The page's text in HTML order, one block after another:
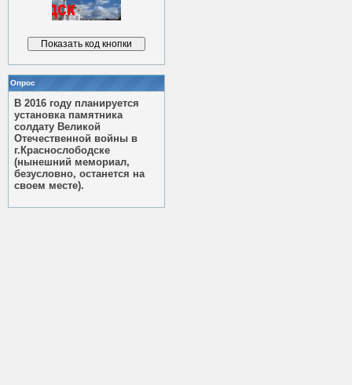
Опрос
В 2016 году планируется
установка памятника
солдату Великой
Отечественной войны в
г.Краснослободске
(нынешний мемориал,
безусловно, останется на
своем месте).